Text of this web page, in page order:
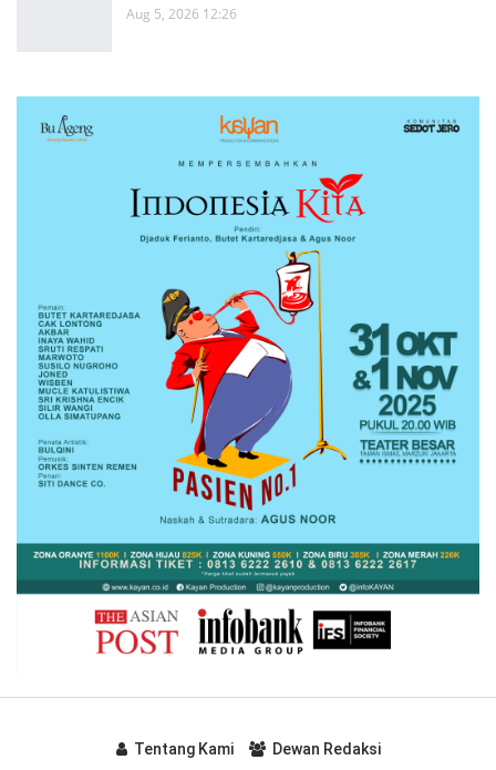
Aug 5, 2026 12:26
Tentang Kami
Dewan Redaksi